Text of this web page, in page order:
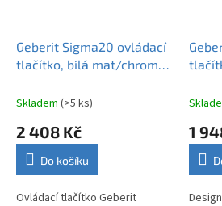
Geberit Sigma20 ovládací
tlačítko, bílá mat/chrom
Skladem (>5 ks)
2 408 Kč
Do košíku
Ovládací tlačítko Geberit
1